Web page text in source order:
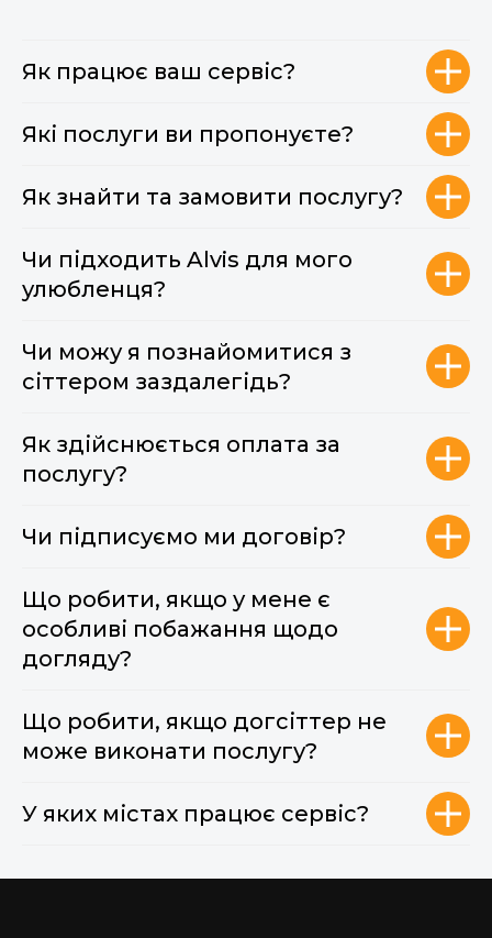
Як працює ваш сервіс?
Які послуги ви пропонуєте?
Як знайти та замовити послугу?
Чи підходить Alvis для мого
улюбленця?
Чи можу я познайомитися з
сіттером заздалегідь?
Як здійснюється оплата за
послугу?
Чи підписуємо ми договір?
Що робити, якщо у мене є
особливі побажання щодо
догляду?
Що робити, якщо догсіттер не
може виконати послугу?
У яких містах працює сервіс?